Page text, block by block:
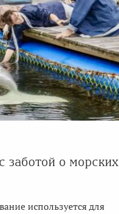
заботой о морских
используется для